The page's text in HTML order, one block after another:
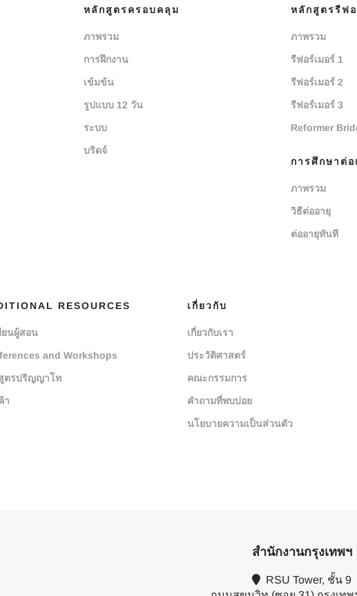
หลักสูตรครอบคลุม
ภาพรวม
การฝึกงาน
เข้มข้น
รูปแบบ 12 วัน
ระบบ
บริดจ์
หลักสูตรรีฟอ
ภาพรวม
รีฟอร์เมอร์ 1
รีฟอร์เมอร์ 2
รีฟอร์เมอร์ 3
Reformer
การศึกษาต่อ
ภาพรวม
วิธีต่ออายุ
ต่ออายุทันที
RESOURCES
ยนผู้สอน
and Workshops
ตรปริญญาโท
า
เกี่ยวกับ
เกี่ยวกับเรา
ประวัติศาสตร์
คณะกรรมการ
คำถามที่พบบ่อย
นโยบายความเป็นส่วนตัว
สำนักงานกรุงเทพฯ
RSU Tower, ชั้น 9